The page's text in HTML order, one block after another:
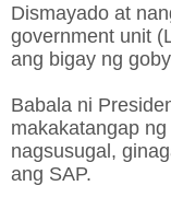
Dismayado at
government unit
ang bigay ng
Babala ni
makakatangap
nagsusugal,
ang SAP.